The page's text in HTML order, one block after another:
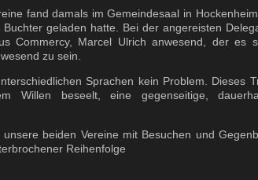
fand damals im Gemeindesaal in
geladen hatte. Bei der angereisten
Commercy, Marcel Ulrich anwesend, der es
zu sein.
Sprachen kein Problem. Dieses
Willen beseelt, eine gegenseitige,
beiden Vereine mit Besuchen und
Reihenfolge